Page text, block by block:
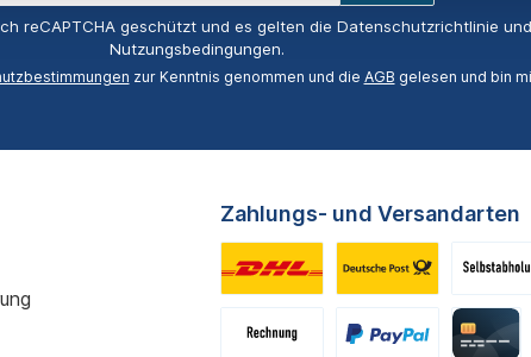
Adresse*
reCAPTCHA geschützt und es gelten die Datenschutzrichtlinie und
Nutzungsbedingungen.
zur Kenntnis genommen und die AGB gelesen und bin
Zahlungs- und Versandarten